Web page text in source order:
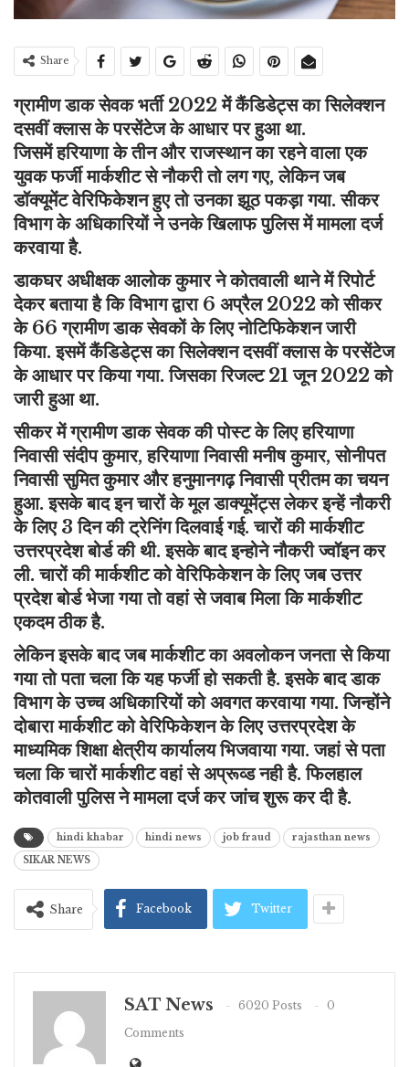
Share
ग्रामीण डाक सेवक भर्ती 2022 में कैंडिडेट्स का सिलेक्शन
दसवीं क्लास के परसेंटेज के आधार पर हुआ था.
जिसमें हरियाणा के तीन और राजस्थान का रहने वाला एक
युवक फर्जी मार्कशीट से नौकरी तो लग गए, लेकिन जब
डॉक्यूमेंट वेरिफिकेशन हुए तो उनका झूठ पकड़ा गया. सीकर
विभाग के अधिकारियों ने उनके खिलाफ पुलिस में मामला दर्ज
करवाया है.
डाकघर अधीक्षक आलोक कुमार ने कोतवाली थाने में रिपोर्ट
देकर बताया है कि विभाग द्वारा 6 अप्रैल 2022 को सीकर
के 66 ग्रामीण डाक सेवकों के लिए नोटिफिकेशन जारी
किया. इसमें कैंडिडेट्स का सिलेक्शन दसवीं क्लास के परसेंटेज
के आधार पर किया गया. जिसका रिजल्ट 21 जून 2022 को
जारी हुआ था.
सीकर में ग्रामीण डाक सेवक की पोस्ट के लिए हरियाणा
निवासी संदीप कुमार, हरियाणा निवासी मनीष कुमार, सोनीपत
निवासी सुमित कुमार और हनुमानगढ़ निवासी प्रीतम का चयन
हुआ. इसके बाद इन चारों के मूल डाक्यूमेंट्स लेकर इन्हें नौकरी
के लिए 3 दिन की ट्रेनिंग दिलवाई गई. चारों की मार्कशीट
उत्तरप्रदेश बोर्ड की थी. इसके बाद इन्होने नौकरी ज्वॉइन कर
ली. चारों की मार्कशीट को वेरिफिकेशन के लिए जब उत्तर
प्रदेश बोर्ड भेजा गया तो वहां से जवाब मिला कि मार्कशीट
एकदम ठीक है.
लेकिन इसके बाद जब मार्कशीट का अवलोकन जनता से किया
गया तो पता चला कि यह फर्जी हो सकती है. इसके बाद डाक
विभाग के उच्च अधिकारियों को अवगत करवाया गया. जिन्होंने
दोबारा मार्कशीट को वेरिफिकेशन के लिए उत्तरप्रदेश के
माध्यमिक शिक्षा क्षेत्रीय कार्यालय भिजवाया गया. जहां से पता
चला कि चारों मार्कशीट वहां से अप्रूव्ड नही है. फिलहाल
कोतवाली पुलिस ने मामला दर्ज कर जांच शुरू कर दी है.
hindi khabar hindi news job fraud
rajasthan news
SIKAR NEWS
Share Facebook Twitter
SAT News 6020 Posts
0
Comments